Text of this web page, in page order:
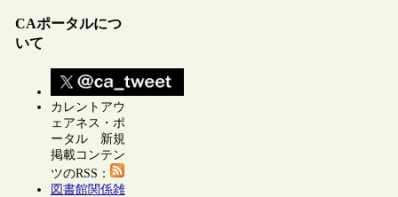
CAポータルにつ
いて
カレントアウ
ェアネス・ポ
ータル 新規
掲載コンテン
ツのRSS：
図書館関係雑